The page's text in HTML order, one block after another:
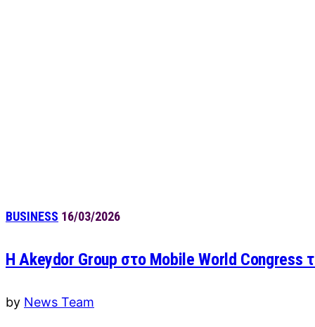
BUSINESS 16/03/2026
Η Akeydor Group στο Mobile World Congress
by News Team